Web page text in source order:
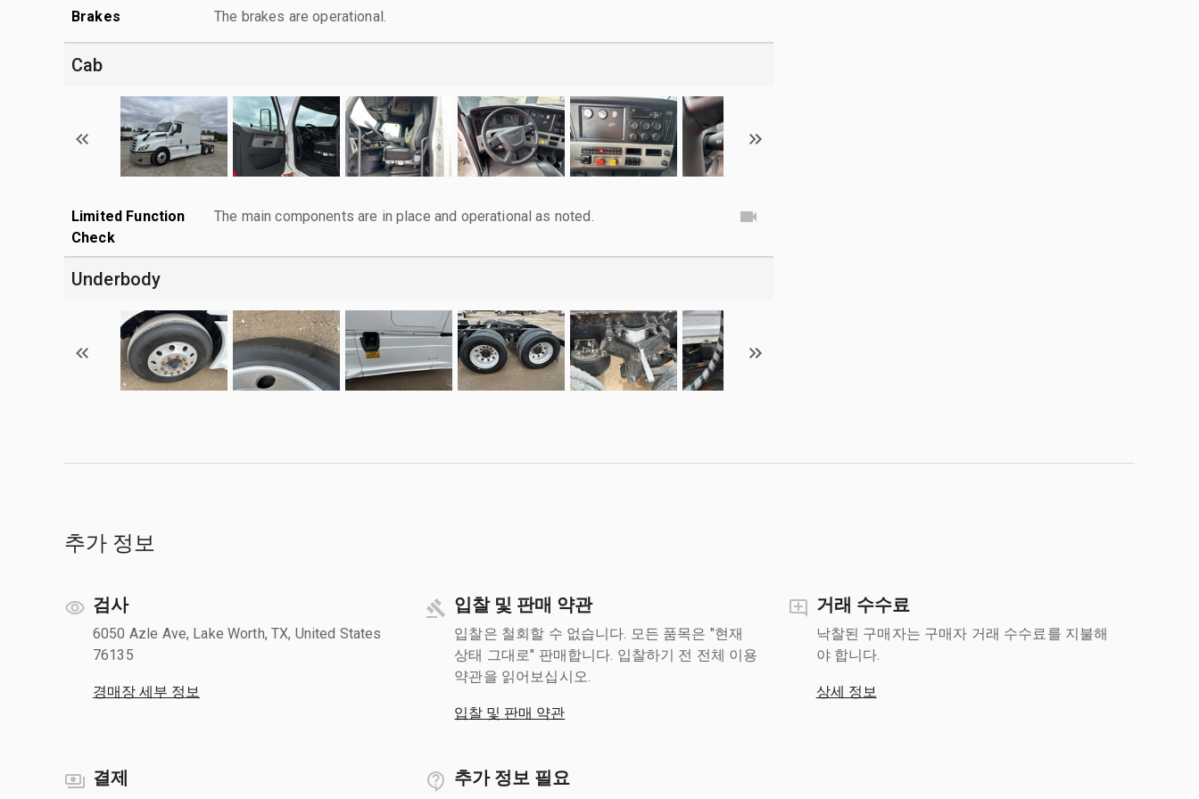
Brakes The brakes are operational.
Cab
Limited Function
Check
The main components are in place and operational as noted.
Underbody
추가 정보
검사
6050 Azle Ave, Lake Worth, TX, United States
76135
경매장 세부 정보
입찰 및 판매 약관
입찰은 철회할 수 없습니다. 모든 품목은 "현재
상태 그대로" 판매합니다. 입찰하기 전 전체 이용
약관을 읽어보십시오.
입찰 및 판매 약관
거래 수수료
낙찰된 구매자는 구매자 거래 수수료를 지불해
야 합니다.
상세 정보
결제 추가 정보 필요